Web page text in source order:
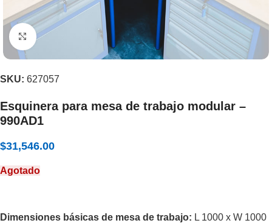
Expandir
SKU: 627057
Esquinera para mesa de trabajo modular –
990AD1
$31,546.00
Agotado
Dimensiones básicas de mesa de trabajo: L 1000 x W 1000